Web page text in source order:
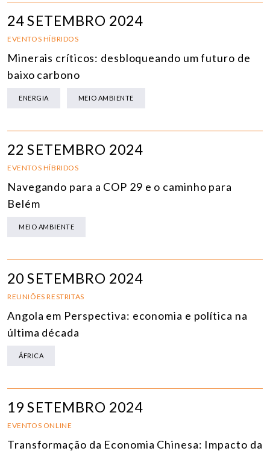
24 SETEMBRO 2024
EVENTOS HÍBRIDOS
Minerais críticos: desbloqueando um futuro de
baixo carbono
ENERGIA MEIO AMBIENTE
22 SETEMBRO 2024
EVENTOS HÍBRIDOS
Navegando para a COP 29 e o caminho para
Belém
MEIO AMBIENTE
20 SETEMBRO 2024
REUNIÕES RESTRITAS
Angola em Perspectiva: economia e política na
última década
ÁFRICA
19 SETEMBRO 2024
EVENTOS ONLINE
Transformação da Economia Chinesa: Impacto da